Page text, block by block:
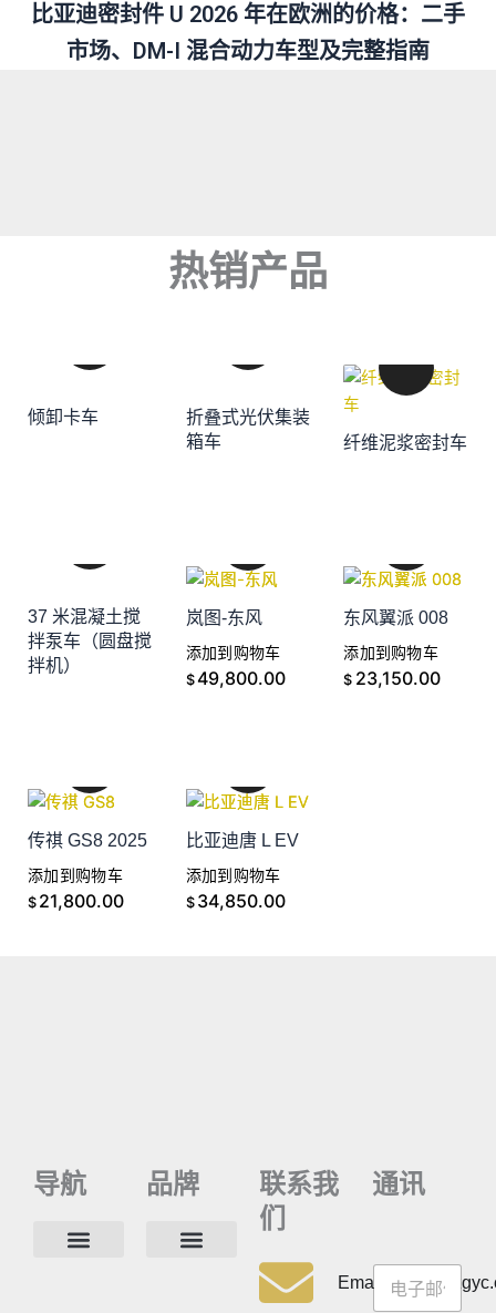
比亚迪密封件 U 2026 年在欧洲的价格：二手
市场、DM-I 混合动力车型及完整指南
热销产品
倾卸卡车
添加到购物车
折叠式光伏集装
箱车
添加到购物车 纤维泥浆密封车
添加到购物车
37 米混凝土搅
拌泵车（圆盘搅
拌机）
添加到购物车
岚图-东风
$49,800.00
添加到购物车
东风翼派 008
$ 23,150.00
添加到购物车
传祺 GS8 2025
$ 21,800.00
添加到购物车
比亚迪唐 L EV
$ 34,850.00
添加到购物车
导航 品牌
联系我
们
通讯
讯通
讯